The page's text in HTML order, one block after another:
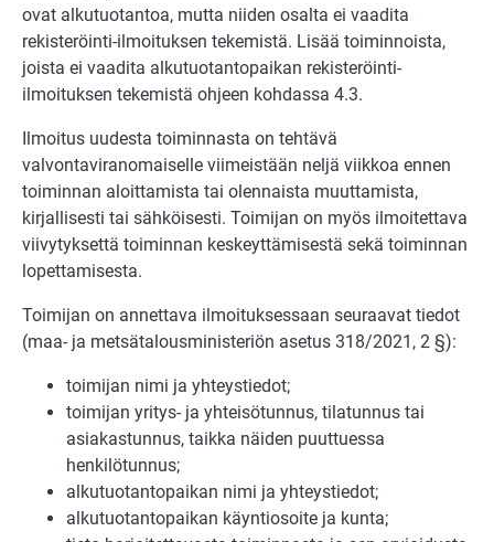
ovat alkutuotantoa, mutta niiden osalta ei vaadita
rekisteröinti-ilmoituksen tekemistä. Lisää toiminnoista,
joista ei vaadita alkutuotantopaikan rekisteröinti-
ilmoituksen tekemistä ohjeen kohdassa 4.3.
Ilmoitus uudesta toiminnasta on tehtävä
valvontaviranomaiselle viimeistään neljä viikkoa ennen
toiminnan aloittamista tai olennaista muuttamista,
kirjallisesti tai sähköisesti. Toimijan on myös ilmoitettava
viivytyksettä toiminnan keskeyttämisestä sekä toiminnan
lopettamisesta.
Toimijan on annettava ilmoituksessaan seuraavat tiedot
(maa- ja metsätalousministeriön asetus 318/2021, 2 §):
toimijan nimi ja yhteystiedot;
toimijan yritys- ja yhteisötunnus, tilatunnus tai
asiakastunnus, taikka näiden puuttuessa
henkilötunnus;
alkutuotantopaikan nimi ja yhteystiedot;
alkutuotantopaikan käyntiosoite ja kunta;